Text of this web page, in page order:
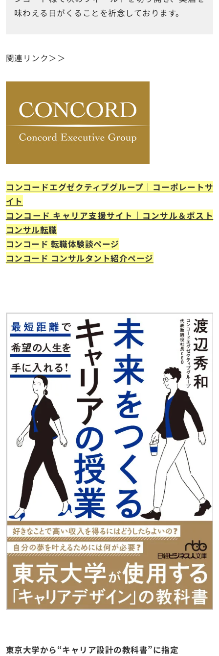
味わえる日がくることを祈念しております。
関連リンク＞＞
コンコードエグゼクティブグループ｜コーポレートサ
イト
コンコード キャリア支援サイト｜コンサル＆ポスト
コンサル転職
コンコード 転職体験談ページ
コンコード コンサルタント紹介ページ
東京大学から“キャリア設計の教科書”に指定